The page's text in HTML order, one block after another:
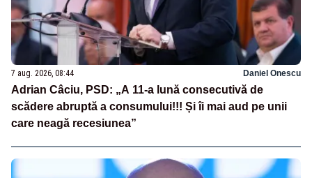
7 aug. 2026, 08:44 Daniel Onescu
Adrian Câciu, PSD: „A 11-a lună consecutivă de
scădere abruptă a consumului!!! Și îi mai aud pe unii
care neagă recesiunea”